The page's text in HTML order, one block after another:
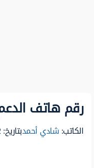
رقم هاتف
الكاتب:شادي أحمدبتاريخ: 22 مايو 2025 , 19:01